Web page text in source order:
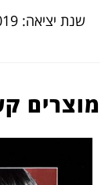
שנת יציאה: 2019
מוצרים